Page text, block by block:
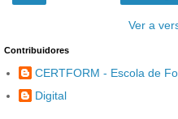
Ver a
Contribuidores
CERTFORM - Escola de
Digital